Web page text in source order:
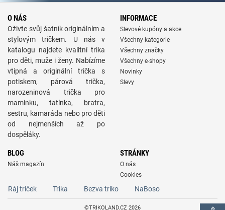
O NÁS
Oživte svůj šatník originálním a
stylovým tričkem. U nás v
katalogu najdete kvalitní trika
pro děti, muže i ženy. Nabízíme
vtipná a originální trička s
potiskem, párová trička,
narozeninová trička pro
maminku, tatínka, bratra,
sestru, kamaráda nebo pro děti
od nejmenších až po
dospěláky.
INFORMACE
Slevové kupóny a akce
Všechny kategorie
Všechny značky
Všechny e-shopy
Novinky
Slevy
BLOG
Náš magazín
STRÁNKY
O nás
Cookies
Ráj triček Trika Bezva triko NaBoso
©TRIKOLAND.CZ 2026